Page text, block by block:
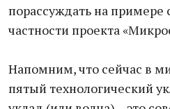
порассуждать на
частности проекта
Напомним, что сейчас в
пятый технологический